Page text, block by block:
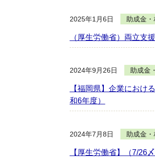
2025年1月6日 助成金
（厚生労働省）両立支
2024年9月26日 助成金
【福岡県】企業におけ
和6年度）
2024年7月8日 助成金
【厚生労働省】（7/26